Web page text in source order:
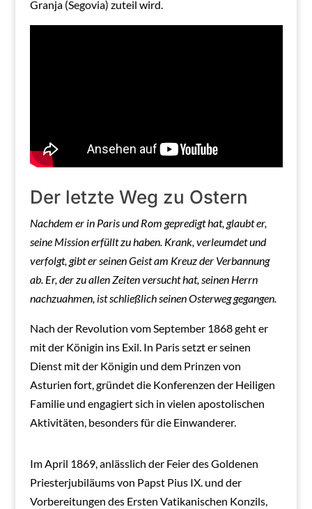
Granja (Segovia) zuteil wird.
Der letzte Weg zu Ostern
Nachdem er in Paris und Rom gepredigt hat, glaubt er,
seine Mission erfüllt zu haben. Krank, verleumdet und
verfolgt, gibt er seinen Geist am Kreuz der Verbannung
ab. Er, der zu allen Zeiten versucht hat, seinen Herrn
nachzuahmen, ist schließlich seinen Osterweg gegangen.
Nach der Revolution vom September 1868 geht er
mit der Königin ins Exil. In Paris setzt er seinen
Dienst mit der Königin und dem Prinzen von
Asturien fort, gründet die Konferenzen der Heiligen
Familie und engagiert sich in vielen apostolischen
Aktivitäten, besonders für die Einwanderer.
Im April 1869, anlässlich der Feier des Goldenen
Priesterjubiläums von Papst Pius IX. und der
Vorbereitungen des Ersten Vatikanischen Konzils,